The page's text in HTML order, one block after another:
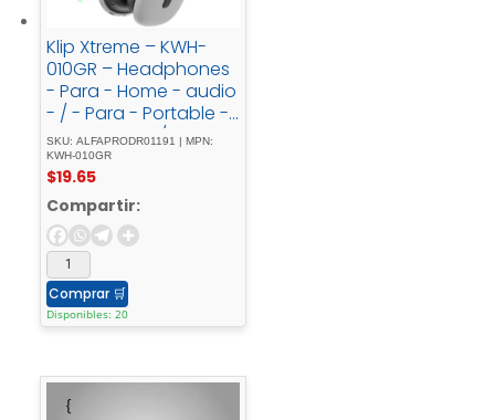
Klip Xtreme – KWH-
010GR – Headphones
- Para - Home - audio
- / - Para - Portable -
electronics - / - Para -
Professional - audio -
/ - Para - Cellular -
phoneWireless25HrsGr
ayBT
SKU: ALFAPRODR01191 | MPN:
KWH-010GR
$19.65
Compartir:
Comprar 🛒
Disponibles: 20